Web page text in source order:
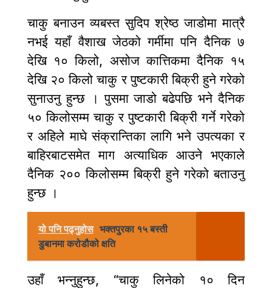
चाकु बनाउन व्यबस्त सुदिप श्रेष्ठ जाडोमा मात्रै
नभई यहाँ वैशाख जेठको गर्मीमा पनि दैनिक ७
देखि १० किलो, असोज कात्तिकमा दैनिक १५
देखि २० किलो चाकु र पुष्टकारी बिक्री हुने गरेको
सुनाउनु हुन्छ । पुसमा जाडो बढेपछि भने दैनिक
५० किलोसम्म चाकु र पुष्टकारी बिक्री गर्ने गरेको
र अहिले माघे संक्रान्तिका लागि भने उपत्यका र
बाहिरबाटसमेत माग अत्याधिक आउने भएकाले
दैनिक २०० किलोसम्म बिक्री हुने गरेको बताउनु
हुन्छ ।
यो पनि पढ्नुहोस भक्तपुरका १५ बस्ती
डुबानमा करोडौको क्षति
उहाँ भन्नुहुन्छ, “चाकु लिनेको १० दिन